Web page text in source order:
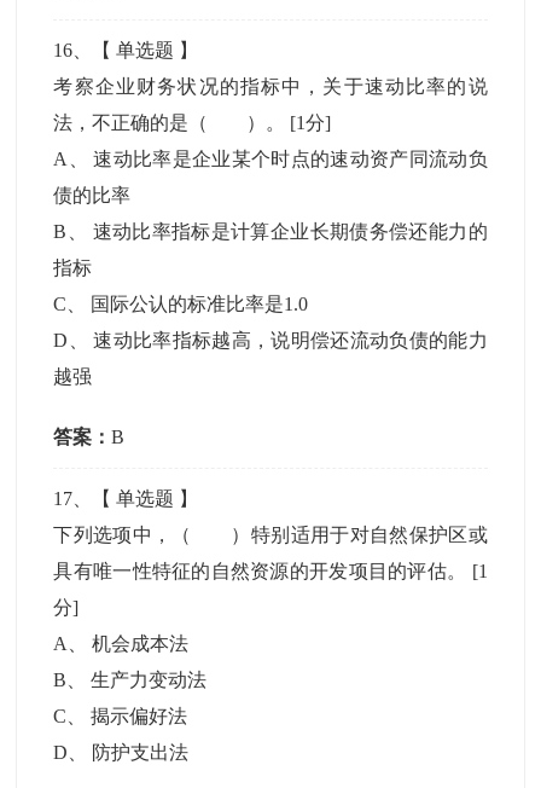
16 、【单选题 】
考察企业财务状况的指标中，关于速动比率的说
法，不正确的是（ ）。 [1分]
A
、速动比率是企业某个时点的速动资产同流动负
债的比率
B
速动比率指标是计算企业长期债务偿还能力的
指标
C
国际公认的标准比率是1.0
D 、速动比率指标越高，说明偿还流动负债的能力
越强
答案：B
17 、【单选题 】
下列选项中，（ ）特别适用于对自然保护区或
具有唯一性特征的自然资源的开发项目的评估。 [1
分]
A
、机会成本法
B 、生产力变动法
C 、揭示偏好法
D
防护支出法